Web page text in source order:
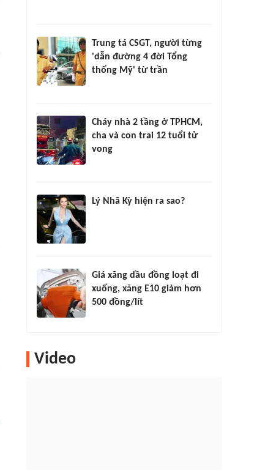
Trung tá CSGT, người từng
'dẫn đường 4 đời Tổng
thống Mỹ' từ trần
Cháy nhà 2 tầng ở TPHCM,
cha và con trai 12 tuổi tử
vong
Lý Nhã Kỳ hiện ra sao?
Giá xăng dầu đồng loạt đi
xuống, xăng E10 giảm hơn
500 đồng/lít
Video